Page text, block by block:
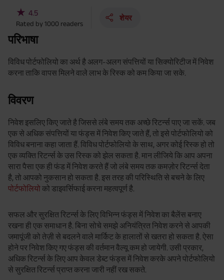
★ 4.5
Rated by 1000 readers
शेयर
परिभाषा
विविध पोर्टफोलियो का अर्थ है अलग-अलग संपत्तियों या सिक्योरिटीज में निवेश
करना ताकि वापस मिलने वाले लाभ के रिस्क को कम किया जा सके.
विवरण
निवेश इसलिए किए जाते है जिससे लंबे समय तक अच्छे रिटर्न्स पाए जा सकें. जब
एक से अधिक संपत्तियों या फंड्स में निवेश किए जाते हैं, तो इसे पोर्टफोलियो को
विविध बनाना कहा जाता हैं. विविध पोर्टफोलियो के साथ, अगर कोई रिस्क हो तो
एक व्यक्ति रिटर्न्स के उस रिस्क को झेल सकता है. मान लीजिये कि आप अपना
सारा पैसा एक ही फंड में निवेश करते हैं जो लंबे समय तक कमज़ोर रिटर्न्स देता
है, तो आपको नुकसान हो सकता है. इस तरह की परिस्थिति से बचने के लिए
पोर्टफोलियोको डाइवर्सिफाई करना महत्वपूर्ण है.
सफल और सुरक्षित रिटर्न्स के लिए विभिन्न फंड्स में निवेश का बैलेंस बनाए
रखना ही एक समाधान है. बिना सोचे समझे अनियंत्रित निवेश करने से आपकी
जमापूंजी को तेज़ी से बदलने वाले मार्किट के हालातों से खतरा हो सकता है. ऐसा
होने पर निवेश किए गए फंड्स की वर्तमान वैल्यू कम हो जायेगी. उसी प्रकार,
अधिक रिटर्न्स के लिए आप केवल डेब्ट फंड्स में निवेश करके अपने पोर्टफोलियो
से सुरक्षित रिटर्न्स प्राप्त करना जारी नहीं रख सकते.